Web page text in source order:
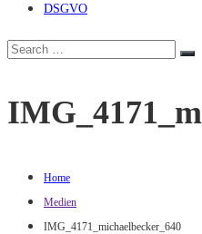
Eine
weitere
WordPress-
DSGVO
Search
Home
Medien
IMG_4171_michaelbecker_640